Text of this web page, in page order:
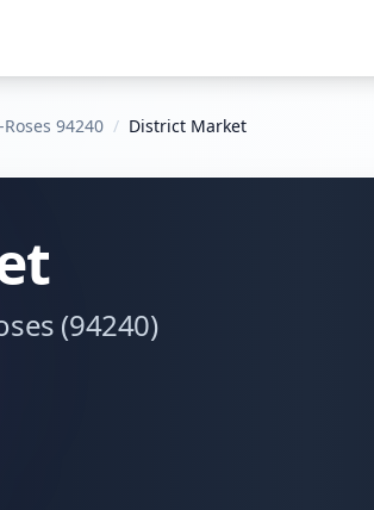
Roses 94240 / District Market
(94240)